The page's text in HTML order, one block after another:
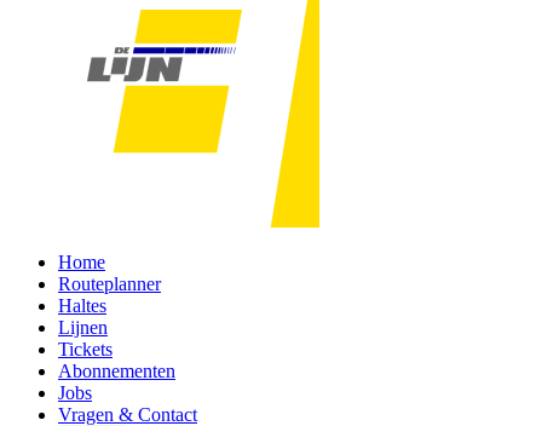
Home
Routeplanner
Haltes
Lijnen
Tickets
Abonnementen
Jobs
Vragen & Contact